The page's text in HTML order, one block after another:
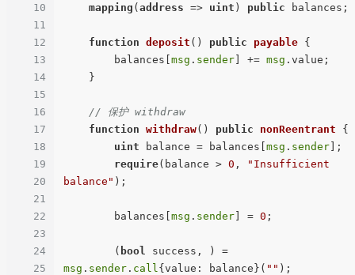
10
11
12
13
14
15
16
17
18
19
20
21
22
23
24
25
mapping ( address => uint ) public balances;
function deposit ( ) public payable {
        balances[
msg . sender ] += msg .value;
// 保护 withdraw
function withdraw( ) public nonReentrant
{
uint balance = balances[ msg . sender ];
require(balance > 0 ,
"Insufficient
balance" );
        balances[
msg . sender ] = 0 ;
        (
bool
msg . sender . call {value: balance}( "" );